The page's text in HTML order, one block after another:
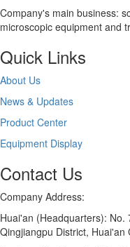
Company's main business:
microscopic equipment and
Quick Links
About Us
News & Updates
Product Center
Equipment Display
Contact Us
Company Address:
Huai'an (Headquarters):
Qingjiangpu District, Huai'an